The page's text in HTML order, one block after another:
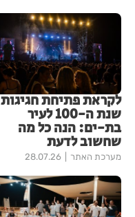
לקראת פתיחת חגיגות
שנת ה-100 לעיר
בת-ים: הנה כל מה
שחשוב לדעת
מערכת האתר 28.07.26